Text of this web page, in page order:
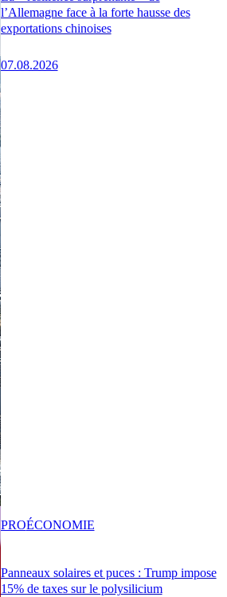
l’Allemagne face à la forte hausse des
exportations chinoises
07.08.2026
Panneaux solaires et puces : Trump impose
15% de taxes sur le polysilicium
PROÉCONOMIE